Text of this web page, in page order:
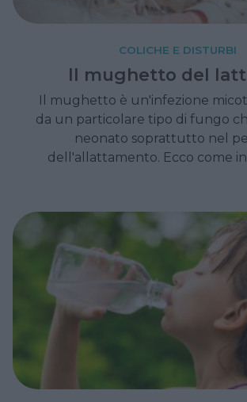
COLICHE E DISTURBI
Il mughetto del
Il mughetto è un'infezione
da un particolare tipo di fungo
neonato soprattutto nel
dell'allattamento. Ecco come